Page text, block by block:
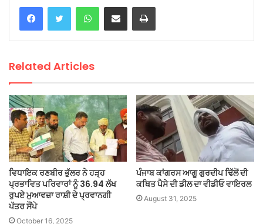
WhatsAppShare via Email Print
Related Articles
ਵਿਧਾਇਕ ਰਣਬੀਰ ਭੁੱਲਰ ਨੇ ਹੜ੍ਹ
ਪ੍ਰਭਾਵਿਤ ਪਰਿਵਾਰਾਂ ਨੂੰ 36.94 ਲੱਖ
ਰੁਪਏ ਮੁਆਵਜ਼ਾ ਰਾਸ਼ੀ ਦੇ ਪ੍ਰਵਾਨਗੀ
ਪੱਤਰ ਸੌਂਪੇ
October 16, 2025
ਪੰਜਾਬ ਕਾਂਗਰਸ ਆਗੂ ਗੁਰਦੀਪ ਢਿੱਲੋਂ ਦੀ
ਕਥਿਤ ਪੈਸੇ ਦੀ ਡੀਲ ਦਾ ਵੀਡੀਓ ਵਾਇਰਲ
August 31, 2025